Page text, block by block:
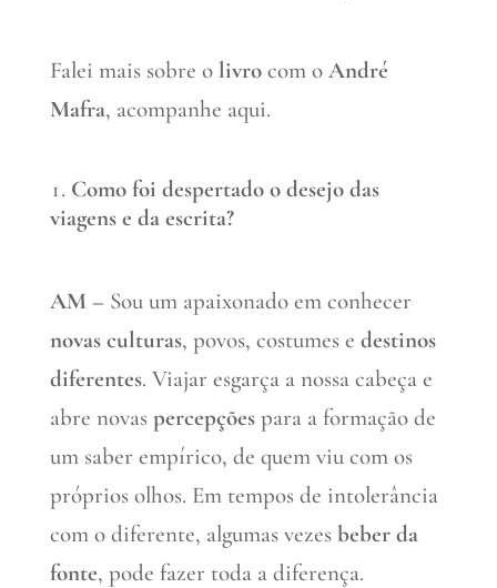
Falei mais sobre o livrocom o André
Mafra, acompanhe aqui.
Como foi despertado o desejo das
viagens e da escrita?
AM – Sou um apaixonado em conhecer
novas culturas, povos, costumes e destinos
diferentes. Viajar esgarça a nossa cabeça e
abre novas percepçõespara a formação de
um saber empírico, de quem viu com os
próprios olhos. Em tempos de intolerância
com o diferente, algumas vezes beber da
fonte, pode fazer toda a diferença.